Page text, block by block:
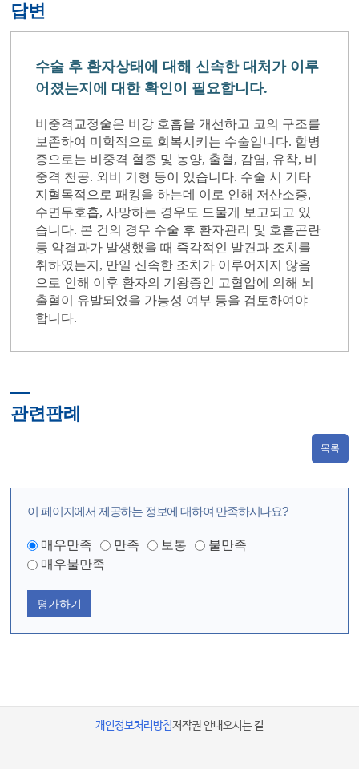
답변
수술 후 환자상태에 대해 신속한 대처가 이루
어졌는지에 대한 확인이 필요합니다.
비중격교정술은 비강 호흡을 개선하고 코의 구조를
보존하여 미학적으로 회복시키는 수술입니다. 합병
증으로는 비중격 혈종 및 농양, 출혈, 감염, 유착, 비
중격 천공. 외비 기형 등이 있습니다. 수술 시 기타
지혈목적으로 패킹을 하는데 이로 인해 저산소증,
수면무호흡, 사망하는 경우도 드물게 보고되고 있
습니다. 본 건의 경우 수술 후 환자관리 및 호흡곤란
등 악결과가 발생했을 때 즉각적인 발견과 조치를
취하였는지, 만일 신속한 조치가 이루어지지 않음
으로 인해 이후 환자의 기왕증인 고혈압에 의해 뇌
출혈이 유발되었을 가능성 여부 등을 검토하여야
합니다.
관련판례
목록
이 페이지에서 제공하는 정보에 대하여 만족하시나요?
매우만족 만족 보통
불만족
매우불만족
평가하기
개인정보처리방침저작권 안내오시는 길